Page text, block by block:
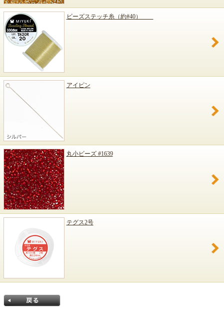
ビーズステッチ糸（約#40）
アイピン
丸小ビーズ #1639
テグス2号